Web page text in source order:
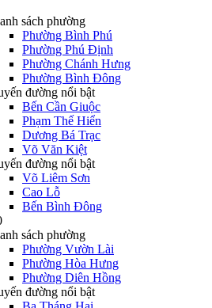
sách phường
Phường Bình Phú
Phường Phú Định
Phường Chánh Hưng
Phường Bình Đông
đường nổi bật
Bến Cần Giuộc
Phạm Thế Hiển
Dương Bá Trạc
Võ Văn Kiệt
đường nổi bật
Võ Liêm Sơn
Cao Lỗ
Bến Bình Đông
sách phường
Phường Vườn Lài
Phường Hòa Hưng
Phường Diên Hồng
đường nổi bật